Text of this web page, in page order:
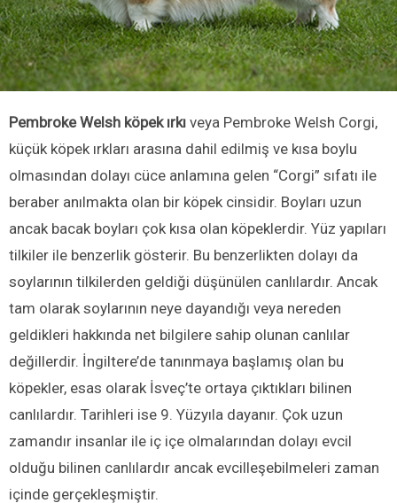
Pembroke Welsh köpek ırkı veya Pembroke Welsh Corgi,
küçük köpek ırkları arasına dahil edilmiş ve kısa boylu
olmasından dolayı cüce anlamına gelen “Corgi” sıfatı ile
beraber anılmakta olan bir köpek cinsidir. Boyları uzun
ancak bacak boyları çok kısa olan köpeklerdir. Yüz yapıları
tilkiler ile benzerlik gösterir. Bu benzerlikten dolayı da
soylarının tilkilerden geldiği düşünülen canlılardır. Ancak
tam olarak soylarının neye dayandığı veya nereden
geldikleri hakkında net bilgilere sahip olunan canlılar
değillerdir. İngiltere’de tanınmaya başlamış olan bu
köpekler, esas olarak İsveç’te ortaya çıktıkları bilinen
canlılardır. Tarihleri ise 9. Yüzyıla dayanır. Çok uzun
zamandır insanlar ile iç içe olmalarından dolayı evcil
olduğu bilinen canlılardır ancak evcilleşebilmeleri zaman
içinde gerçekleşmiştir.